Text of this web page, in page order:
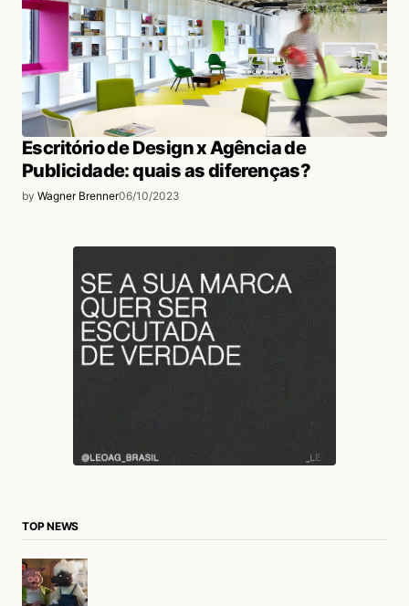
Escritório de Design x Agência de
Publicidade: quais as diferenças?
by Wagner Brenner06/10/2023
TOP NEWS